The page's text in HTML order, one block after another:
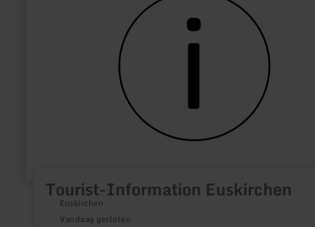
Tourist-Information Euskirchen
Euskirchen
Vandaag gesloten